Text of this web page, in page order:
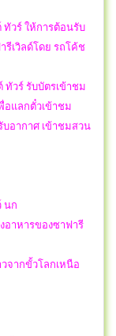
ทัวร์ ให้การต้อนรับ
รีเวิลด์โดย รถโค้ช
ทัวร์ รับบัตรเข้าชม
อแลกตั๋วเข้าชม
อากาศ เข้าชมสวน
นก
อาหารของซาฟารี
จากขั้วโลกเหนือ